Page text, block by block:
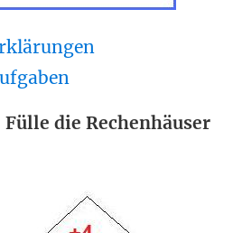
Fülle die Rechenhäuser